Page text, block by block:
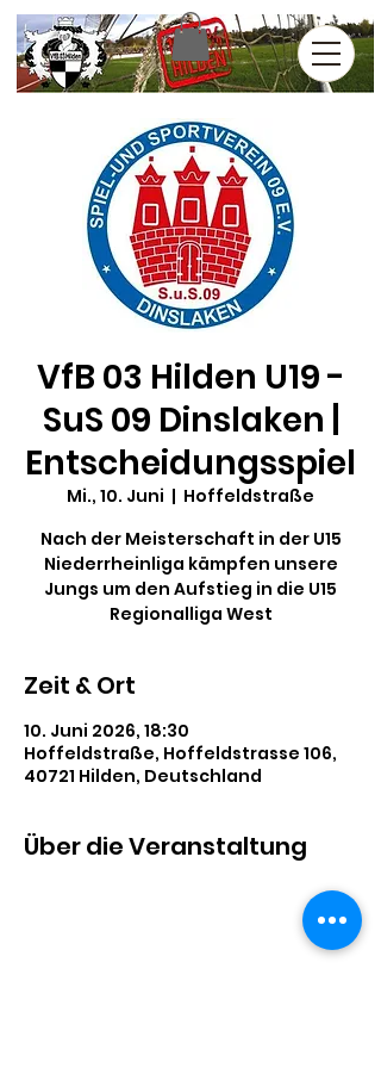
VfB 03 Hilden U19 -
SuS 09 Dinslaken |
Entscheidungsspiel
Mi., 10. Juni
  |
Hoffeldstraße
Nach der Meisterschaft in der U15
Niederrheinliga kämpfen unsere
Jungs um den Aufstieg in die U15
Regionalliga West
Zeit & Ort
10. Juni 2026, 18:30
Hoffeldstraße, Hoffeldstrasse 106,
40721 Hilden, Deutschland
Über die Veranstaltung